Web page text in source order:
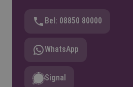
Bel: 08850 80000
WhatsApp
Signal